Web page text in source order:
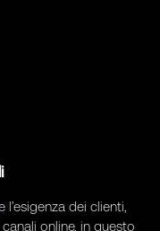
dei clienti,
online, in questo